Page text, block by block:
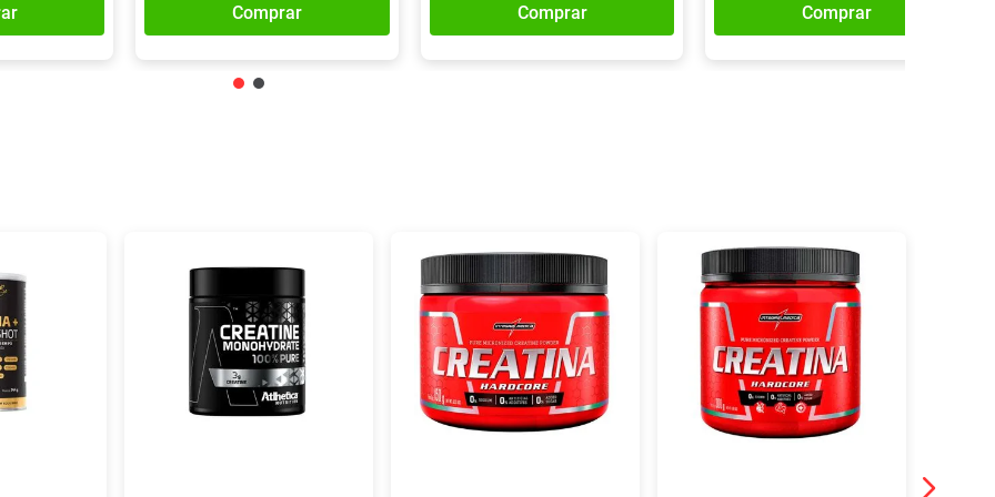
Comprar Comprar Comprar